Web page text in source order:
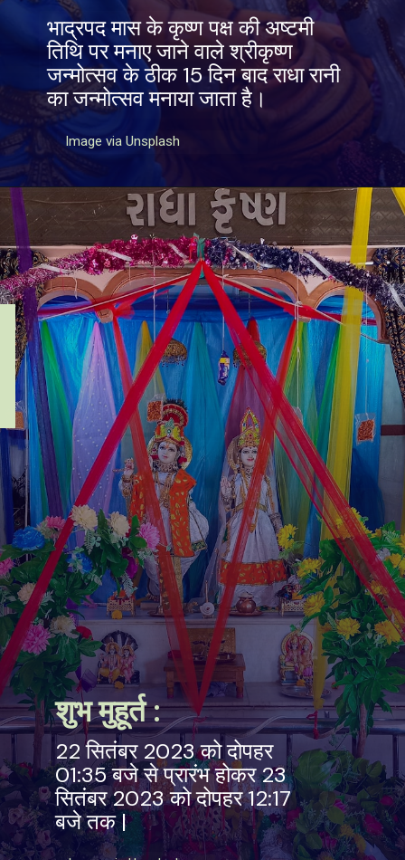
भाद्रपद मास के कृष्ण पक्ष की अष्टमी
तिथि पर मनाए जाने वाले श्रीकृष्ण
जन्मोत्सव के ठीक 15 दिन बाद राधा रानी
का जन्मोत्सव मनाया जाता है।
Image via Unsplash
22 सितंबर 2023 को दोपहर
01:35 बजे से प्रारंभ होकर 23
सितंबर 2023 को दोपहर 12:17
बजे तक |
शुभ मुहूर्त :